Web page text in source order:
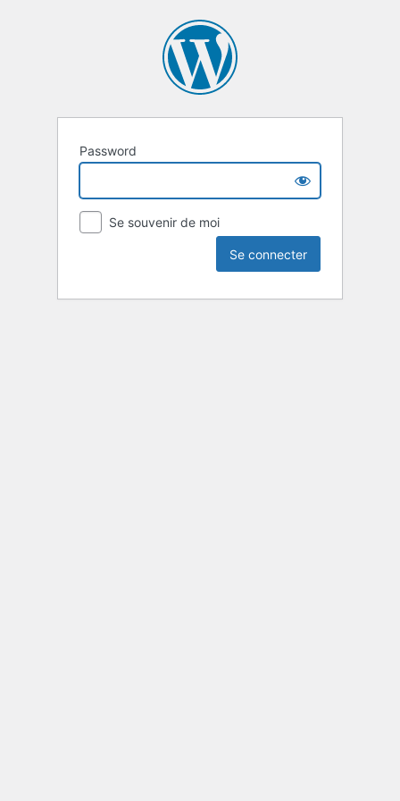
Password
Se souvenir de moi